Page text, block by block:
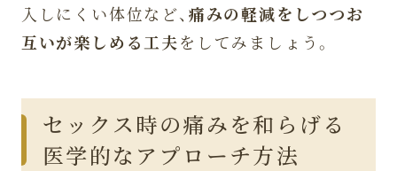
入しにくい体位など、 痛みの軽減をしつつお
互いが楽しめる工夫をしてみましょう。
セックス時の痛みを和らげる
医学的なアプローチ方法